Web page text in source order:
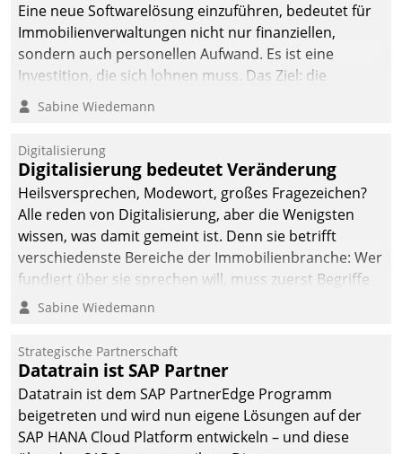
Eine neue Softwarelösung einzuführen, bedeutet für
Immobilienverwaltungen nicht nur finanziellen,
sondern auch personellen Aufwand. Es ist eine
Investition, die sich lohnen muss. Das Ziel: die
nachhaltige Optimierung der Geschäftsabläufe. Damit
dieses Ziel erreicht wird, sollten einige Grundregeln
Sabine Wiedemann
Digitalisierung
Digitalisierung bedeutet Veränderung
Heilsversprechen, Modewort, großes Fragezeichen?
Alle reden von Digitalisierung, aber die Wenigsten
wissen, was damit gemeint ist. Denn sie betrifft
verschiedenste Bereiche der Immobilienbranche: Wer
fundiert über sie sprechen will, muss zuerst Begriffe
klären. Ein Aspekt ist die betriebliche Optimierung:
Einsparungen durch optimierte und automatisierte
Prozesse. Doch man darf nicht zu viel erwarten: Allein
mit der Einführung einer neuen Software ist es nicht
getan. Die Digitalisierung erfordert von Unternehmen
die Bereitschaft, sich zu überprüfen, zu hinterfragen
Sabine Wiedemann
Strategische Partnerschaft
Datatrain ist SAP Partner
Datatrain ist dem SAP PartnerEdge Programm
beigetreten und wird nun eigene Lösungen auf der
SAP HANA Cloud Platform entwickeln – und diese